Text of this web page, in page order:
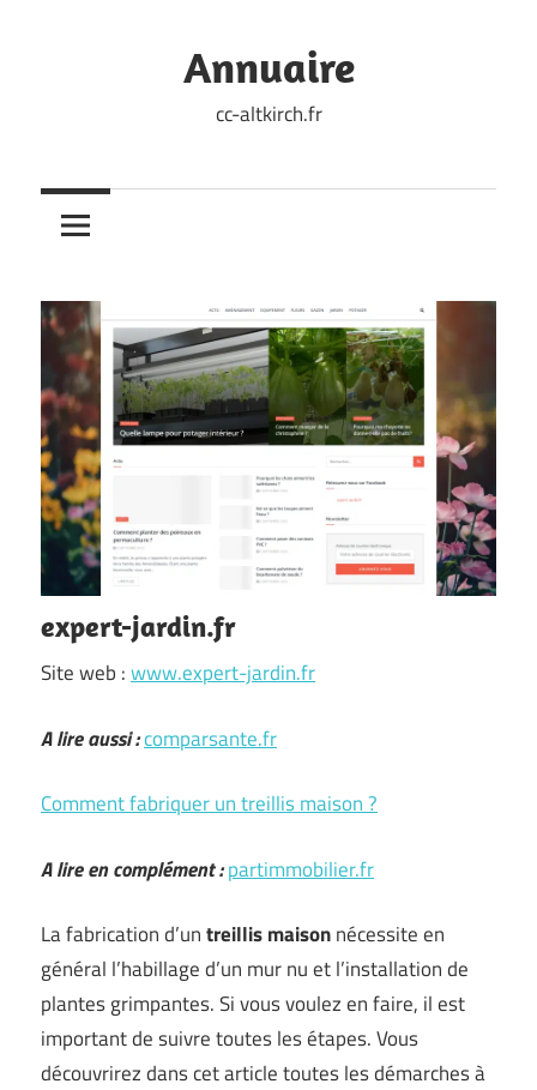
Annuaire
cc-altkirch.fr
expert-jardin.fr
Site web :www.expert-jardin.fr
A lire aussi :comparsante.fr
Comment fabriquer un treillis maison ?
A lire en complément :partimmobilier.fr
La fabrication d’untreillis maisonnécessite en
général l’habillage d’un mur nu et l’installation de
plantes grimpantes. Si vous voulez en faire, il est
important de suivre toutes les étapes. Vous
découvrirez dans cet article toutes les démarches à